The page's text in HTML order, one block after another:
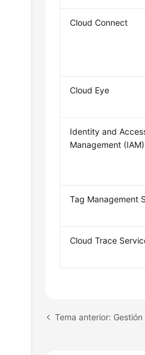
Cloud Connect
Cloud Eye
Identity and
Management (IAM)
Tag Management
Cloud Trace
Tema anterior: